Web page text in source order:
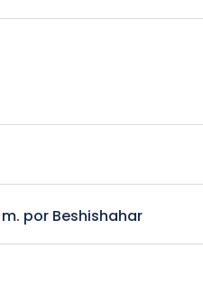
por Beshishahar